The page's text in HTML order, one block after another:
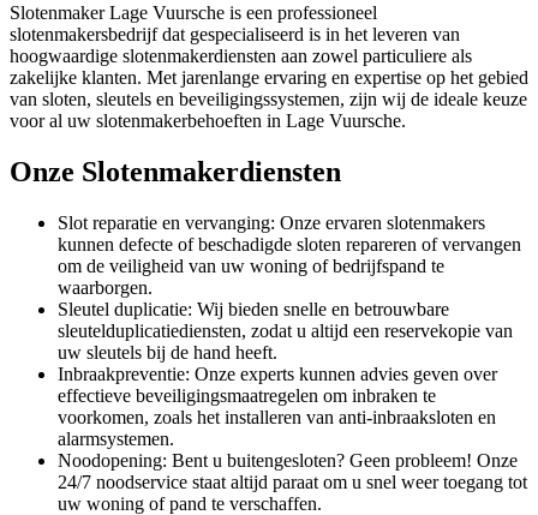
Slotenmaker Lage Vuursche is een professioneel
slotenmakersbedrijf dat gespecialiseerd is in het leveren van
hoogwaardige slotenmakerdiensten aan zowel particuliere als
zakelijke klanten. Met jarenlange ervaring en expertise op het gebied
van sloten, sleutels en beveiligingssystemen, zijn wij de ideale keuze
voor al uw slotenmakerbehoeften in Lage Vuursche.
Onze Slotenmakerdiensten
Slot reparatie en vervanging: Onze ervaren slotenmakers
kunnen defecte of beschadigde sloten repareren of vervangen
om de veiligheid van uw woning of bedrijfspand te
waarborgen.
Sleutel duplicatie: Wij bieden snelle en betrouwbare
sleutelduplicatiediensten, zodat u altijd een reservekopie van
uw sleutels bij de hand heeft.
Inbraakpreventie: Onze experts kunnen advies geven over
effectieve beveiligingsmaatregelen om inbraken te
voorkomen, zoals het installeren van anti-inbraaksloten en
alarmsystemen.
Noodopening: Bent u buitengesloten? Geen probleem! Onze
24/7 noodservice staat altijd paraat om u snel weer toegang tot
uw woning of pand te verschaffen.